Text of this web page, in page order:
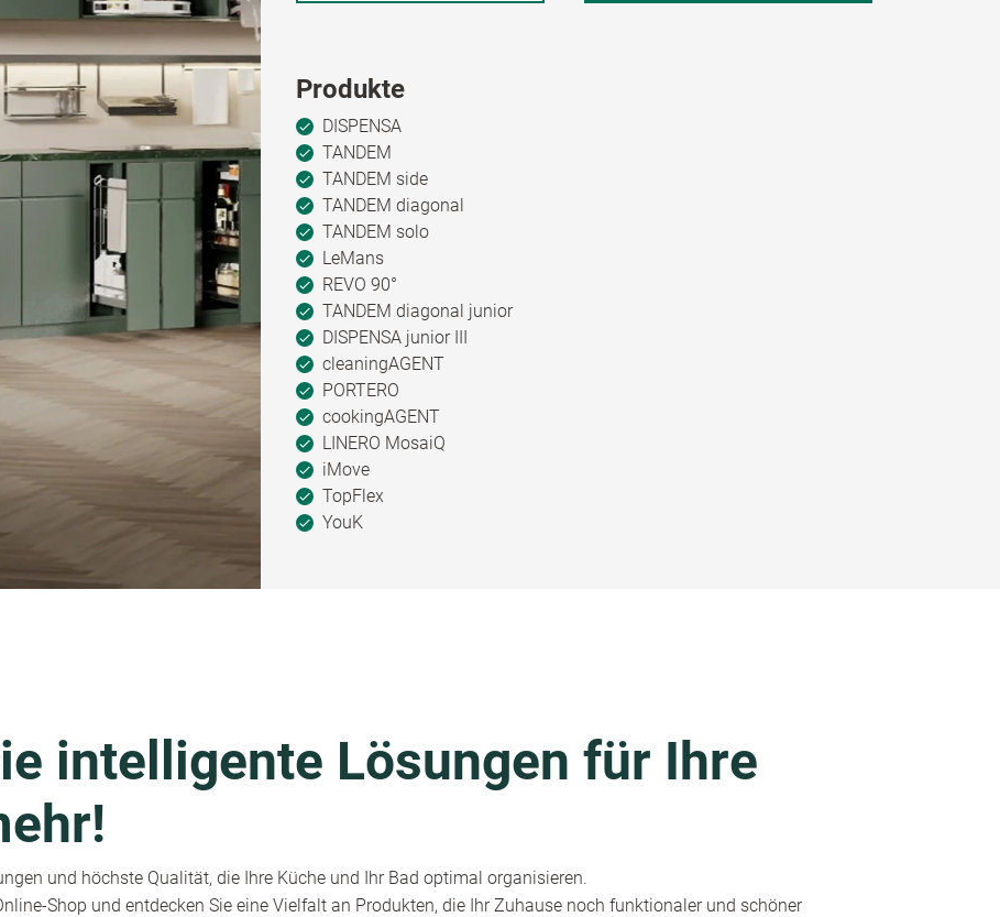
Produkte
DISPENSA
TANDEM
TANDEM side
TANDEM diagonal
TANDEM solo
LeMans
REVO 90°
TANDEM diagonal junior
DISPENSA junior III
cleaningAGENT
PORTERO
cookingAGENT
LINERO MosaiQ
iMove
TopFlex
YouK
intelligente Lösungen für Ihre
und höchste Qualität, die Ihre Küche und Ihr Bad optimal organisieren.
Shop und entdecken Sie eine Vielfalt an Produkten, die Ihr Zuhause noch funktionaler und schöner